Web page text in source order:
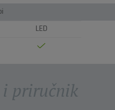
LED
priručnik